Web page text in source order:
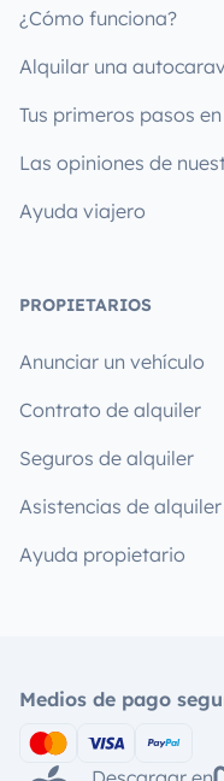
¿Cómo funciona?
Alquilar una
Tus primeros pasos
Las opiniones de
Ayuda viajero
PROPIETARIOS
Anunciar un vehículo
Contrato de alquiler
Seguros de alquiler
Asistencias de alquiler
Ayuda propietario
Medios de pago